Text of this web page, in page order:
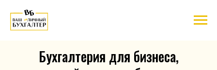
Бухгалтерия для бизнеса,